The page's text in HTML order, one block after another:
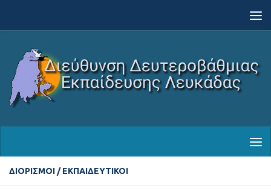
ΔΙΟΡΙΣΜΟΊ / ΕΚΠΑΙΔΕΥΤΙΚΟΊ